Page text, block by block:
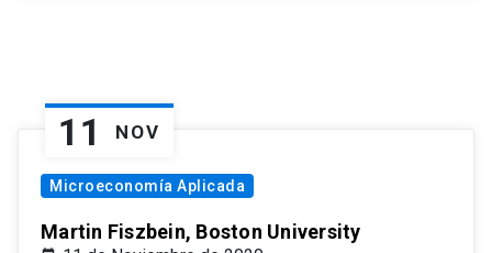
11 NOV
Microeconomía Aplicada
Martin Fiszbein, Boston University